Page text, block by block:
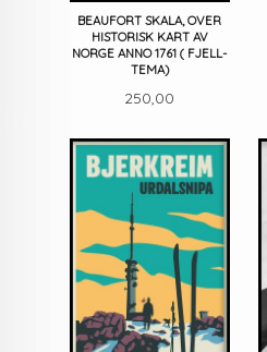
BEAUFORT SKALA, OVER
HISTORISK KART AV
NORGE ANNO 1761 ( FJELL-
TEMA)
Pris
250,00